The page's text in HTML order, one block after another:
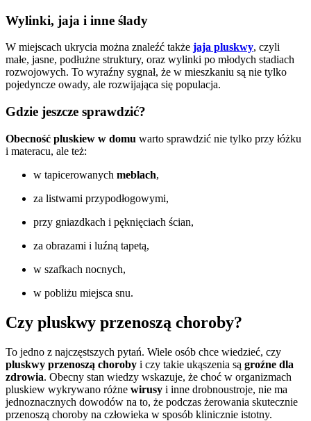
Wylinki, jaja i inne ślady
W miejscach ukrycia można znaleźć także jaja pluskwy, czyli
małe, jasne, podłużne struktury, oraz wylinki po młodych stadiach
rozwojowych. To wyraźny sygnał, że w mieszkaniu są nie tylko
pojedyncze owady, ale rozwijająca się populacja.
Gdzie jeszcze sprawdzić?
Obecność pluskiew w domu warto sprawdzić nie tylko przy łóżku
i materacu, ale też:
w tapicerowanych meblach,
za listwami przypodłogowymi,
przy gniazdkach i pęknięciach ścian,
za obrazami i luźną tapetą,
w szafkach nocnych,
w pobliżu miejsca snu.
Czy pluskwy przenoszą choroby?
To jedno z najczęstszych pytań. Wiele osób chce wiedzieć, czy
pluskwy przenoszą choroby i czy takie ukąszenia są groźne dla
zdrowia. Obecny stan wiedzy wskazuje, że choć w organizmach
pluskiew wykrywano różne wirusy i inne drobnoustroje, nie ma
jednoznacznych dowodów na to, że podczas żerowania skutecznie
przenoszą choroby na człowieka w sposób klinicznie istotny.